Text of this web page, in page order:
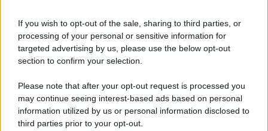
If you wish to opt-out of the sale, sharing to third parties, or
processing of your personal or sensitive information for
targeted advertising by us, please use the below opt-out
section to confirm your selection.
Please note that after your opt-out request is processed you
may continue seeing interest-based ads based on personal
information utilized by us or personal information disclosed to
third parties prior to your opt-out.
© 2026 - Pianeta Design - P.IVA 04827280654 - Testata
Registrata Al Tribunale Di Nocera Inferiore N. 8/2020 - RG N.
ISCRIZIONE AL ROC N. 35792 – ISCRITTA ALL’ANSO
(ASSOCIAZIONE NAZIONALE STAMPA ONLINE)